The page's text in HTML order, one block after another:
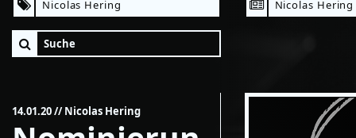
Nicolas Hering Nicolas Hering
14.01.20// Nicolas Hering